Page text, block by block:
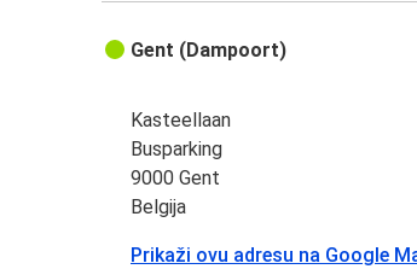
Gent (Dampoort)
Kasteellaan
Busparking
9000 Gent
Belgija
Prikaži ovu adresu na Google